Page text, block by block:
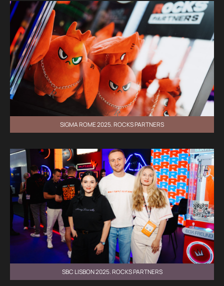
SIGMA ROME 2025. ROCKS PARTNERS
SBC LISBON 2025. ROCKS PARTNERS